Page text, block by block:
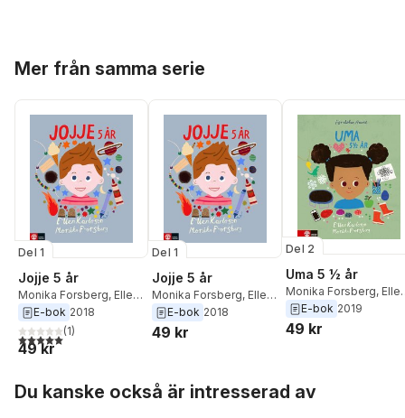
Mer från samma serie
Del 1
Jojje 5 år
Monika Forsberg, Ellen
Karlsson
E-bok 2018
5,0utav 5 stjärnor. Totalt antal röster:
(1)
49 kr
Del 1
Jojje 5 år
Monika Forsberg, Ellen
Karlsson
E-bok 2018
49 kr
Del 2
Uma 5 ½ år
Monika Forsberg,
Karlsson
E-bok 2019
49 kr
Du kanske också är intresserad av